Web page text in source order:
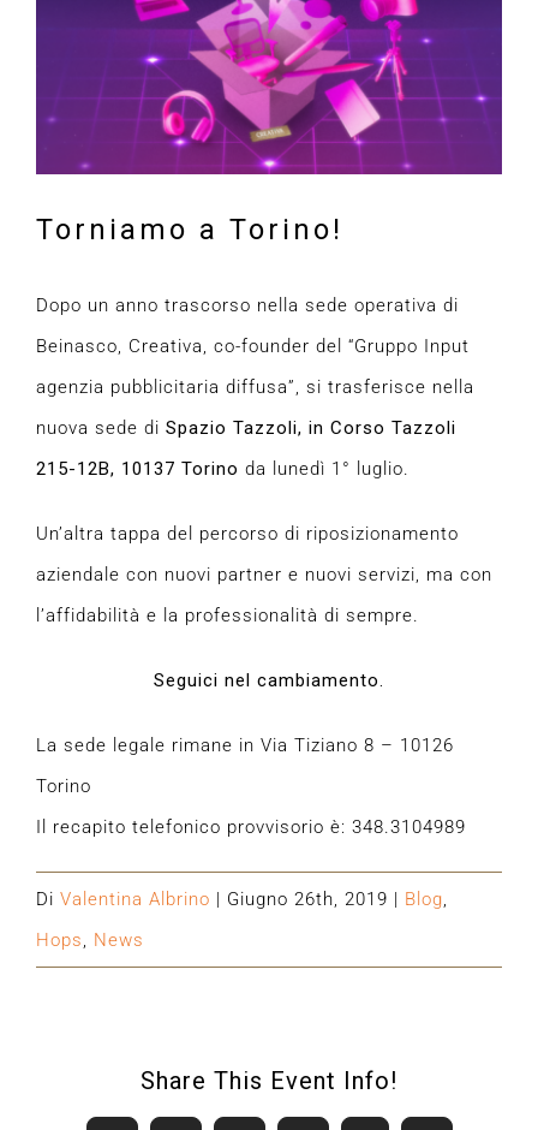
Torniamo a Torino!
Dopo un anno trascorso nella sede operativa di
Beinasco, Creativa, co-founder del “Gruppo Input
agenzia pubblicitaria diffusa”, si trasferisce nella
nuova sede di Spazio Tazzoli, in Corso Tazzoli
215-12B, 10137 Torino da lunedì 1° luglio.
Un’altra tappa del percorso di riposizionamento
aziendale con nuovi partner e nuovi servizi, ma con
l’affidabilità e la professionalità di sempre.
Seguici nel cambiamento.
La sede legale rimane in Via Tiziano 8 – 10126
Torino
Il recapito telefonico provvisorio è: 348.3104989
Di Valentina Albrino | Giugno 26th, 2019 | Blog,
Hops, News
Share This Event Info!